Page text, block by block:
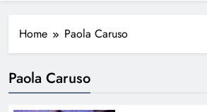
Home Paola Caruso
Paola Caruso